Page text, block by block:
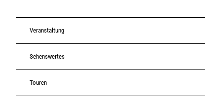
Veranstaltung
Sehenswertes
Touren